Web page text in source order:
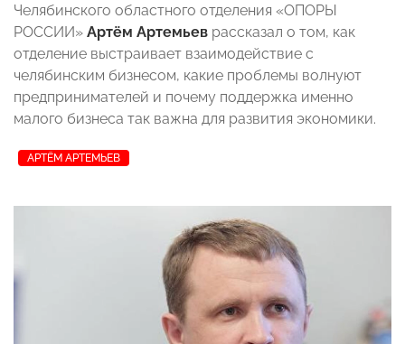
Челябинского областного отделения «ОПОРЫ
РОССИИ» Артём Артемьев рассказал о том, как
отделение выстраивает взаимодействие с
челябинским бизнесом, какие проблемы волнуют
предпринимателей и почему поддержка именно
малого бизнеса так важна для развития экономики.
АРТЁМ АРТЕМЬЕВ